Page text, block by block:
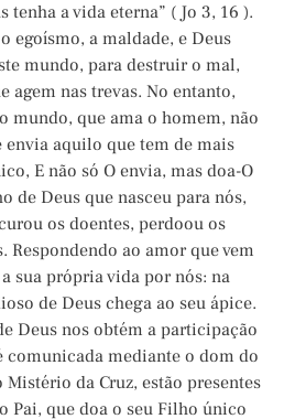
tenha a vida eterna” ( Jo 3, 16 ).
egoísmo, a maldade, e Deus
mundo, para destruir o mal,
agem nas trevas. No entanto,
mundo, que ama o homem, não
envia aquilo que tem de mais
E não só O envia, mas doa-O
de Deus que nasceu para nós,
os doentes, perdoou os
Respondendo ao amor que vem
sua própria vida por nós: na
de Deus chega ao seu ápice.
Deus nos obtém a participação
comunicada mediante o dom do
da Cruz, estão presentes
Pai, que doa o seu Filho único